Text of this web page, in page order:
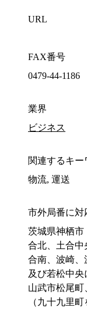
URL
FAX番号
0479-44-1186
業界
ビジネス
関連するキー
物流, 運送
市外局番に対
茨城県神栖市
合北、土合中
合南、波崎、
及び若松中央
山武市松尾
（九十九里町